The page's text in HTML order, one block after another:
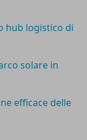
hub logistico di
solare in
efficace delle